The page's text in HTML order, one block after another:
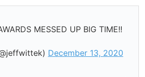
MESSED UP BIG TIME!!
December 13, 2020